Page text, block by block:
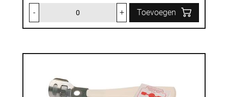
- + Toevoegen